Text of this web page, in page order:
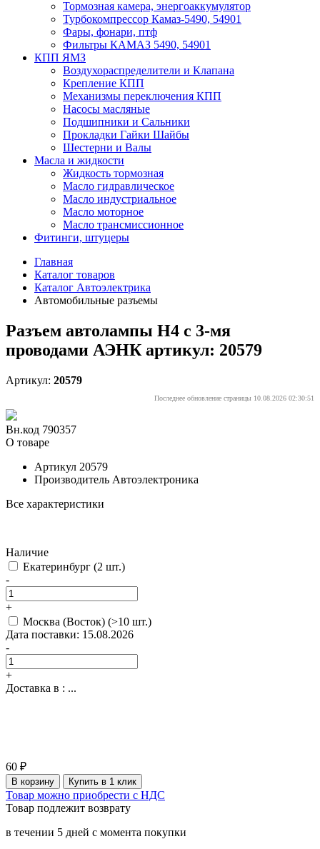
Тормозная камера, энергоаккумулятор
Турбокомпрессор Камаз-5490, 54901
Фары, фонари, птф
Фильтры КАМАЗ 5490, 54901
КПП ЯМЗ
Воздухораспределители и Клапана
Крепление КПП
Механизмы переключения КПП
Насосы масляные
Подшипники и Сальники
Прокладки Гайки Шайбы
Шестерни и Валы
Масла и жидкости
Жидкость тормозная
Масло гидравлическое
Масло индустриальное
Масло моторное
Масло трансмиссионное
Фитинги, штуцеры
Главная
Каталог товаров
Каталог Автоэлектрика
Автомобильные разъемы
Разъем автолампы Н4 с 3-мя
проводами АЭНК артикул: 20579
Артикул: 20579
Последнее обновление страницы 10.08.2026 02:30:51
Вн.код 790357
О товаре
Артикул 20579
Производитель Автоэлектроника
Все характеристики
Наличие
Екатеринбург (2 шт.)
-
+
Москва (Восток) (>10 шт.)
Дата поставки: 15.08.2026
-
+
Доставка в : ...
60 ₽
В корзину Купить в 1 клик
Товар можно приобрести с НДС
Товар подлежит возврату
в течении 5 дней с момента покупки